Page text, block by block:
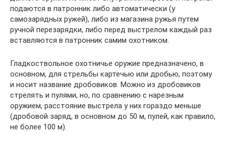
подаются в патронник либо автоматически (у
самозарядных ружей), либо из магазина ружья путем
ручной перезарядки, либо перед выстрелом каждый раз
вставляются в патронник самим охотником.
Гладкоствольное охотничье оружие предназначено, в
основном, для стрельбы картечью или дробью, поэтому
и носит название дробовиков. Можно из дробовиков
стрелять и пулями, но, по сравнению с нарезным
оружием, расстояние выстрела у них гораздо меньше
(дробовой заряд, в основном до 50 м, пулей, как правило,
не более 100 м).